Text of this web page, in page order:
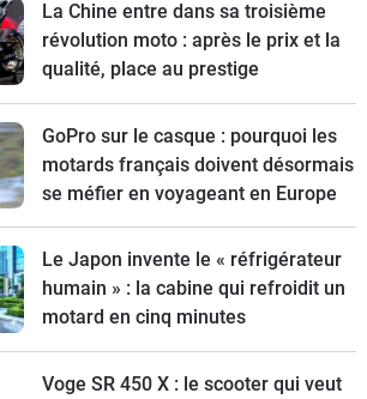
La Chine entre dans sa troisième
révolution moto : après le prix et la
qualité, place au prestige
GoPro sur le casque : pourquoi les
motards français doivent désormais
se méfier en voyageant en Europe
Le Japon invente le « réfrigérateur
humain » : la cabine qui refroidit un
motard en cinq minutes
Voge SR 450 X : le scooter qui veut